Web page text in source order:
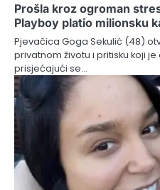
Prošla kroz ogroman
Playboy platio milionsku
Pjevačica Goga Sekulić (48)
privatnom životu i pritisku koji
prisjećajući se…